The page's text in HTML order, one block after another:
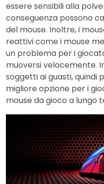
essere sensibili alla
conseguenza possono
del mouse. Inoltre, i
reattivi come i mouse
un problema per i
muoversi velocemente.
soggetti ai guasti, quindi
migliore opzione per i
mouse da gioco a lungo